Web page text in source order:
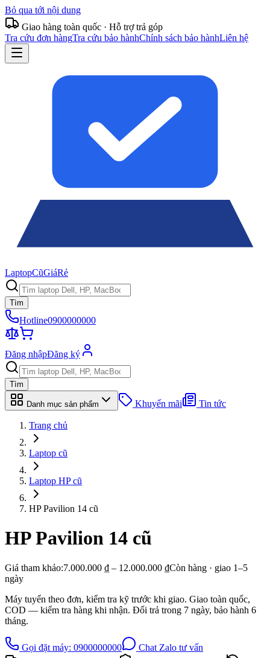
Bỏ qua tới nội dung
Giao hàng toàn quốc · Hỗ trợ trả góp
Tra cứu đơn hàngTra cứu bảo hànhChính sách bảo hànhLiên hệ
LaptopCũGiáRẻ
Tìm
Hotline0900000000
Đăng nhậpĐăng ký
Tìm
Danh mục sản phẩm Khuyến mãi Tin tức
Trang chủ
Laptop cũ
Laptop HP cũ
HP Pavilion 14 cũ
HP Pavilion 14 cũ
Giá tham khảo:7.000.000 ₫ – 12.000.000 ₫Còn hàng · giao 1–5
ngày
Máy tuyển theo đơn, kiểm tra kỹ trước khi giao. Giao toàn quốc,
COD — kiểm tra hàng khi nhận. Đổi trả trong 7 ngày, bảo hành 6
tháng.
Gọi đặt máy: 0900000000
Chat Zalo tư vấn